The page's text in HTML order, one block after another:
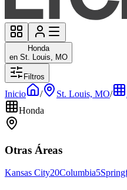
Honda
en St. Louis, MO
Filtros
Inicio / St. Louis, MO/
Honda
Otras Áreas
Kansas City20Columbia5